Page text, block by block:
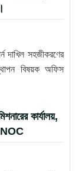
দাখিল সহজীকরণের
বিষয়ক অফিস
কার্যালয়,
NOC